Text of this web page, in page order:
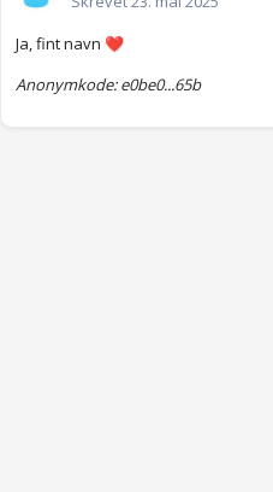
Ja, fint navn ❤️
Anonymkode: e0be0...65b